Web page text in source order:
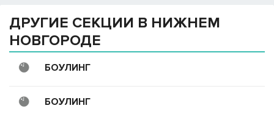
ДРУГИЕ СЕКЦИИ В НИЖНЕМ
НОВГОРОДЕ
БОУЛИНГ
БОУЛИНГ